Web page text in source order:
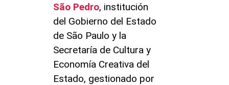
São Pedro, institución
del Gobierno del Estado
de São Paulo y la
Secretaría de Cultura y
Economía Creativa del
Estado, gestionado por